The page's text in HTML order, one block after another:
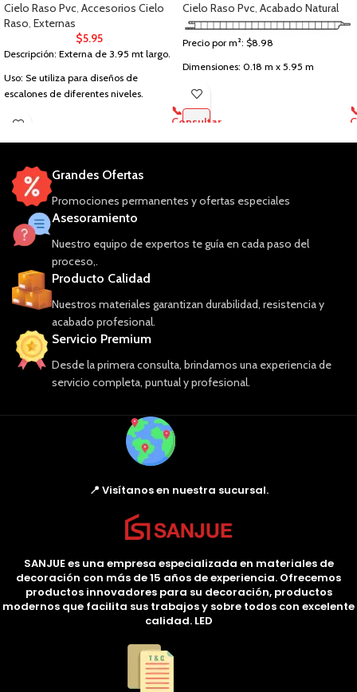
Cielo Raso Pvc, Accesorios Cielo
Raso, Externas
$5.95
Descripción: Externa de 3.95 mt largo.
Uso: Se utiliza para diseños de
escalones de diferentes niveles.
Cielo Raso Pvc, Acabado Natural
Precio por m²: $8.98
Dimensiones: 0.18 m x 5.95 m
Espesor: 8 mm
Cubre: 1.07 m²
📞
Consultar
Grandes Ofertas
Promociones permanentes y ofertas especiales
Asesoramiento
Nuestro equipo de expertos te guía en cada paso del
proceso,.
Producto Calidad
Nuestros materiales garantizan durabilidad, resistencia y
acabado profesional.
Servicio Premium
Desde la primera consulta, brindamos una experiencia de
servicio completa, puntual y profesional.
📍 Visítanos en nuestra sucursal.
SANJUE es una empresa especializada en materiales de
decoración con más de 15 años de experiencia. Ofrecemos
productos innovadores para su decoración, productos
modernos que facilita sus trabajos y sobre todos con excelente
calidad. LED